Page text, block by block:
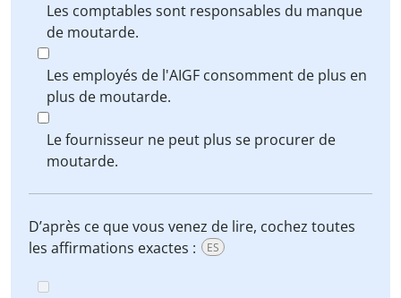
Les comptables sont responsables du manque
de moutarde.
Les employés de l'AIGF consomment de plus en
plus de moutarde.
Le fournisseur ne peut plus se procurer de
moutarde.
D’après ce que vous venez de lire, cochez toutes
les affirmations exactes :
ES